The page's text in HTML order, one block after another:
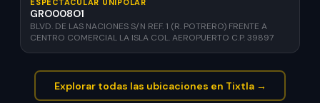
ESPECTACULAR UNIPOLAR
GRO008O1
BLVD. DE LAS NACIONES S/N REF. 1 (R. POTRERO) FRENTE A
CENTRO COMERCIAL LA ISLA COL. AEROPUERTO C.P. 39897
Explorar todas las ubicaciones en Tixtla →